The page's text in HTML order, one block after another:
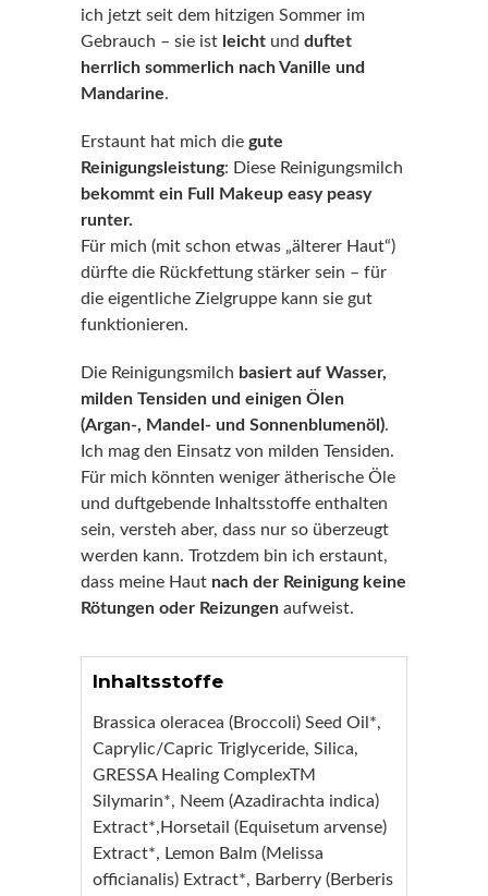
ich jetzt seit dem hitzigen Sommer im
Gebrauch – sie ist leicht und duftet
herrlich sommerlich nach Vanille und
Mandarine.
Erstaunt hat mich die gute
Reinigungsleistung: Diese Reinigungsmilch
bekommt ein Full Makeup easy peasy
runter.
Für mich (mit schon etwas „älterer Haut“)
dürfte die Rückfettung stärker sein – für
die eigentliche Zielgruppe kann sie gut
funktionieren.
Die Reinigungsmilch basiert auf Wasser,
milden Tensiden und einigen Ölen
(Argan-, Mandel- und Sonnenblumenöl).
Ich mag den Einsatz von milden Tensiden.
Für mich könnten weniger ätherische Öle
und duftgebende Inhaltsstoffe enthalten
sein, versteh aber, dass nur so überzeugt
werden kann. Trotzdem bin ich erstaunt,
dass meine Haut nach der Reinigung keine
Rötungen oder Reizungen aufweist.
Inhaltsstoffe
Brassica oleracea (Broccoli) Seed Oil*,
Caprylic/Capric Triglyceride, Silica,
GRESSA Healing ComplexTM
Silymarin*, Neem (Azadirachta indica)
Extract*,Horsetail (Equisetum arvense)
Extract*, Lemon Balm (Melissa
officianalis) Extract*, Barberry (Berberis